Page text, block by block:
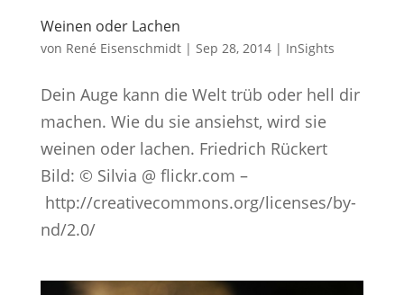
Weinen oder Lachen
von René Eisenschmidt| Sep 28, 2014| InSights
Dein Auge kann die Welt trüb oder hell dir
machen. Wie du sie ansiehst, wird sie
weinen oder lachen. Friedrich Rückert
Bild: © Silvia @ flickr.com –
http://creativecommons.org/licenses/by-
nd/2.0/